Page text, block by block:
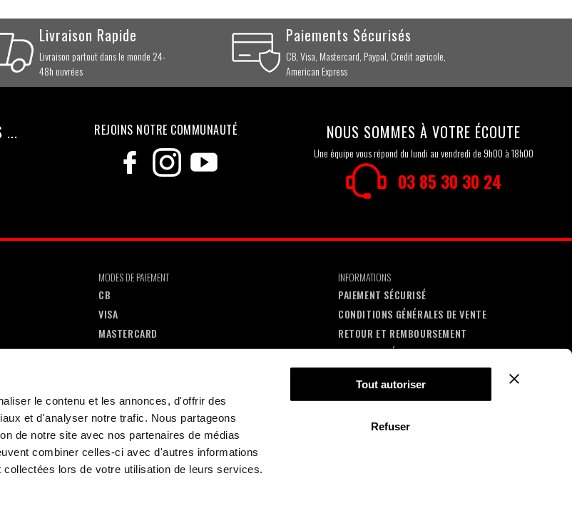
le contenu et les annonces, d'offrir des
et d'analyser notre trafic. Nous partageons
de notre site avec nos partenaires de médias
combiner celles-ci avec d'autres informations
lors de votre utilisation de leurs services.
Tout autoriser
Refuser
Livraison Rapide
Livraison partout dans le monde 24-
48h ouvrées
Paiements Sécurisés
CB, Visa, Mastercard, Paypal, Credit agricole,
American Express
... REJOINS NOTRE COMMUNAUTÉ NOUS SOMMES À VOTRE ÉCOUTE
Une équipe vous répond du lundi au vendredi de 9h00 à 18h00
03 85 30 30 24
MODES DE PAIEMENT
CB
VISA
MASTERCARD
CREDIT AGRICOLE
INFORMATIONS
PAIEMENT SÉCURISÉ
CONDITIONS GÉNÉRALES DE VENTE
RETOUR ET REMBOURSEMENT
MENTIONS LÉGALES
CONTACT